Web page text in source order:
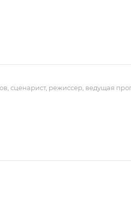
сценарист, режиссер, ведущая